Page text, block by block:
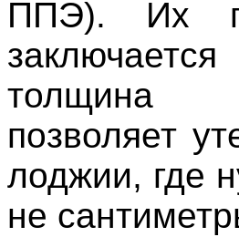
ППЭ). Их
толщина
позволяет
лоджии, где
не